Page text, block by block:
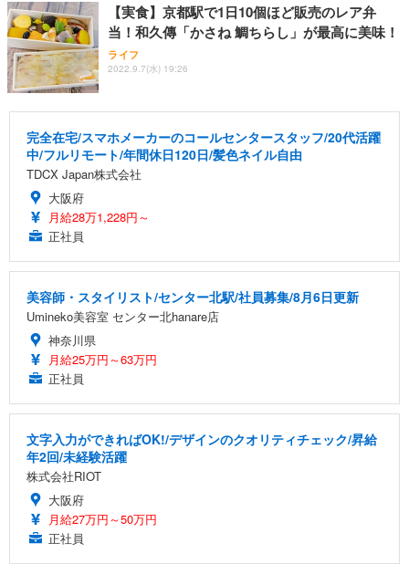
【実食】京都駅で1日10個ほど販売のレア弁
当！和久傳「かさね 鯛ちらし」が最高に美味！
ライフ
2022.9.7(水) 19:26
完全在宅/スマホメーカーのコールセンタースタッフ/20代活躍
中/フルリモート/年間休日120日/髪色ネイル自由
TDCX Japan株式会社
大阪府
月給28万1,228円～
正社員
美容師・スタイリスト/センター北駅/社員募集/8月6日更新
Umineko美容室 センター北hanare店
神奈川県
月給25万円～63万円
正社員
文字入力ができればOK!/デザインのクオリティチェック/昇給
年2回/未経験活躍
株式会社RIOT
大阪府
月給27万円～50万円
正社員